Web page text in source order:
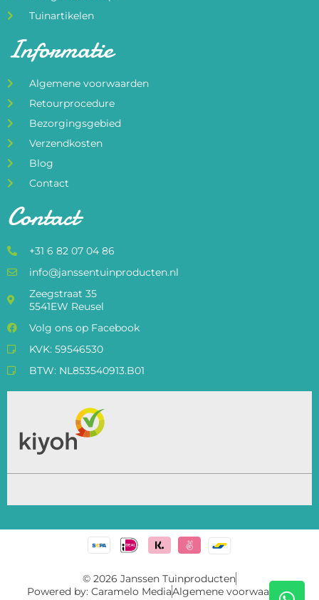
Tuinartikelen
Informatie
Algemene voorwaarden
Retourprocedure
Bezorgingsgebied
Verzendkosten
Blog
Contact
Contact
+31 6 82 07 04 86
info@janssentuinproducten.nl
Zeegstraat 35
5541EW Reusel
Volg ons op Facebook
KVK: 59546530
BTW: NL853540913.B01
© 2026 Janssen Tuinproducten
Powered by: Caramelo MediaAlgemene voorwaarden